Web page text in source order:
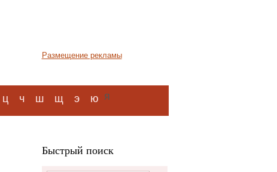
Размещение рекламы
ц ч ш щ э ю я
Быстрый поиск